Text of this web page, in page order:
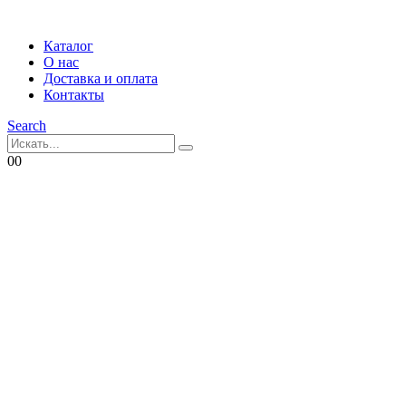
Каталог
О нас
Доставка и оплата
Контакты
Search
00